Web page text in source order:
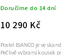
Doručíme do 14 dní
10 290 Kč
Postel BIANCO je ve
Pečlivě vybraný kousek